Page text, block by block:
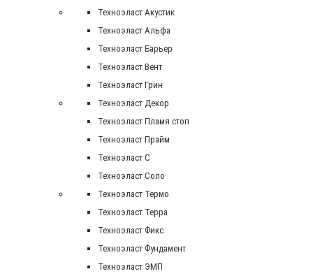
Техноэласт Акустик
Техноэласт Альфа
Техноэласт Барьер
Техноэласт Вент
Техноэласт Грин
Техноэласт Декор
Техноэласт Пламя стоп
Техноэласт Прайм
Техноэласт С
Техноэласт Соло
Техноэласт Термо
Техноэласт Терра
Техноэласт Фикс
Техноэласт Фундамент
Техноэласт ЭМП